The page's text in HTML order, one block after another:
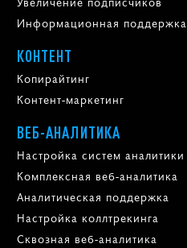
Информационная поддержка
КОНТЕНТ
Копирайтинг
Контент-маркетинг
ВЕБ-АНАЛИТИКА
Настройка систем аналитики
Комплексная веб-аналитика
Аналитическая поддержка
Настройка коллтрекинга
Сквозная веб-аналитика